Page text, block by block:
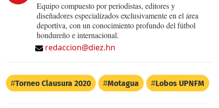
Equipo compuesto por periodistas, editores y
diseñadores especializados exclusivamente en el área
deportiva, con un conocimiento profundo del fútbol
hondureño e internacional.
redaccion@diez.hn
Torneo Clausura 2020 Motagua Lobos UPNFM